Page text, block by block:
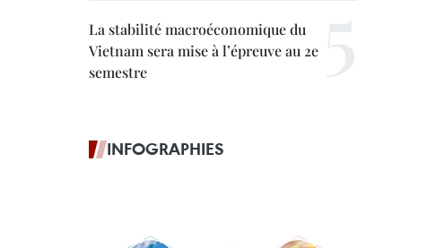
La stabilité macroéconomique du
Vietnam sera mise à l’épreuve au 2e
semestre
INFOGRAPHIES